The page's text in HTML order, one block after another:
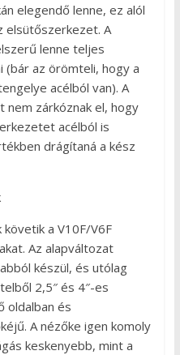
elegendő lenne, ez alól
elsütőszerkezet. A
lenne teljes
(bár az örömteli, hogy a
acélból van). A
zárkóznak el, hogy
acélból is
drágítaná a kész
a V10F/V6F
Az alapváltozat
készül, és utólag
2,5″ és 4″-es
oldalban és
A nézőke igen komoly
keskenyebb, mint a